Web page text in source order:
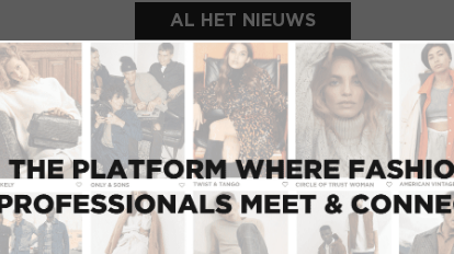
INLOGGEN
E-mailadres
AL HET NIEUWS
UITGELICHTE